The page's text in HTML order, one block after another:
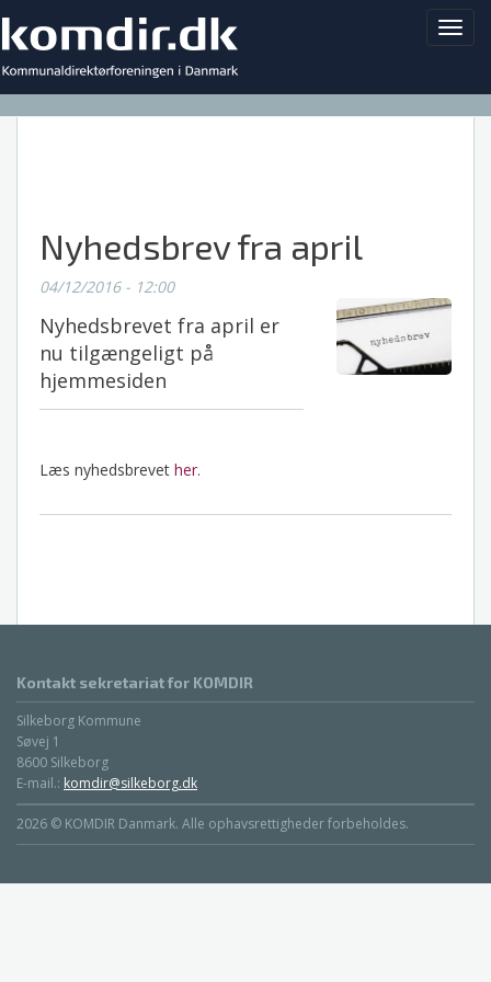
Nyhedsbrev fra april
04/12/2016 - 12:00
Nyhedsbrevet fra april er
nu tilgængeligt på
hjemmesiden
Læs nyhedsbrevet her.
Kontakt sekretariat for KOMDIR
Silkeborg Kommune
Søvej 1
8600 Silkeborg
E-mail.: komdir@silkeborg.dk
2026 © KOMDIR Danmark. Alle ophavsrettigheder forbeholdes.